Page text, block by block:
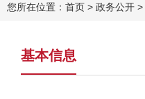
您所在位置： 首页 > 政务公开 >
基本信息